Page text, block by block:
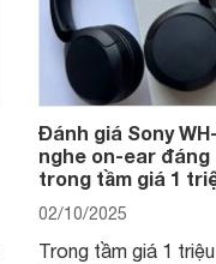
Đánh giá Sony
nghe on-ear đáng
trong tầm giá 1
02/10/2025
Trong tầm giá 1